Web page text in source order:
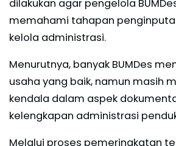
dilakukan agar pengelola
memahami tahapan
kelola administrasi.
Menurutnya, banyak BUMDes
usaha yang baik, namun masih
kendala dalam aspek
kelengkapan administrasi
Melalui proses pemeringkatan